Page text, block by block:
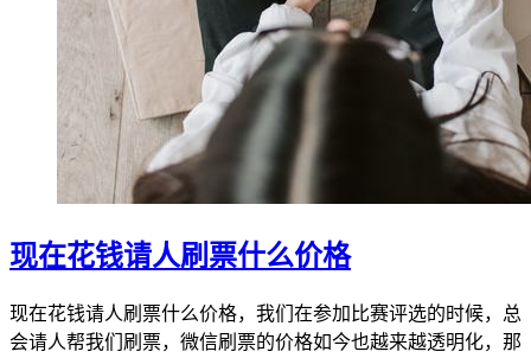
现在花钱请人刷票什么价格
现在花钱请人刷票什么价格，我们在参加比赛评选的时候，总
会请人帮我们刷票，微信刷票的价格如今也越来越透明化，那